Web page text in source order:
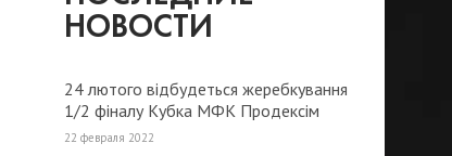
НОВОСТИ
24 лютого відбудеться жеребкування
1/2 фіналу Кубка МФК Продексім
2022 року.
22 февраля 2022